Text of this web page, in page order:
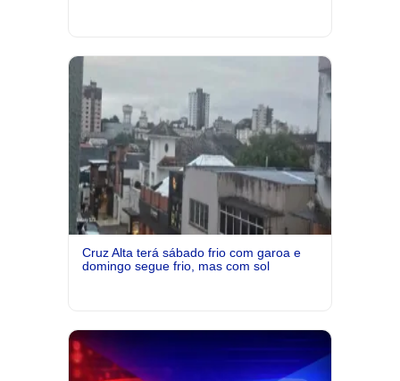
Cruz Alta terá sábado frio com garoa e
domingo segue frio, mas com sol